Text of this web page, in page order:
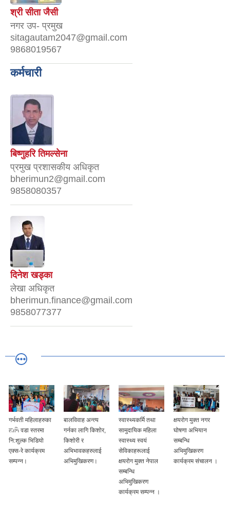
श्री सीता जैसी
नगर उप- प्रमुख
sitagautam2047@gmail.com
9868019567
कर्मचारी
बिष्णुहरि तिमल्सेना
प्रमुख प्रशासकीय अधिकृत
bherimun2@gmail.com
9858080357
दिनेश खड्का
लेखा अधिकृत
bherimun.finance@gmail.com
9858077377
बालविवाह अन्त्य
गर्नका लागि किशोर,
किशोरी र
अभिभावकहरुलाई
अभिमुखिकरण।
स्वास्थ्यकर्मि तथा
सामुदायिक महिला
स्वास्थ्य स्वयं
सेविकाहरूलाई
क्षयरोग मुक्त नेपाल
क्षयरोग मुक्त नगर
घोषणा अभियान
सम्बन्धि
अभिमुखिकरण
कार्यक्रम संचालन ।
सहकर्मी समाजको
सुशासनमा नागरिक
सहभागिता कार्यक्रम
अन्तर्गत सहभागिता
मुलक योजना तर्जुमा र